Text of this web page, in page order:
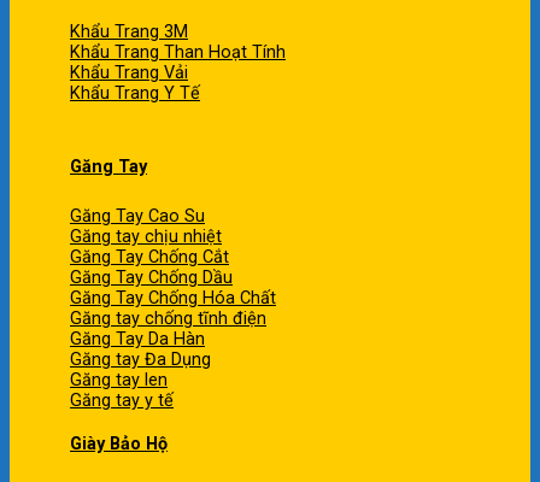
Khẩu Trang 3M
Khẩu Trang Than Hoạt Tính
Khẩu Trang Vải
Khẩu Trang Y Tế
Găng Tay
Găng Tay Cao Su
Găng tay chịu nhiệt
Găng Tay Chống Cắt
Găng Tay Chống Dầu
Găng Tay Chống Hóa Chất
Găng tay chống tĩnh điện
Găng Tay Da Hàn
Găng tay Đa Dụng
Găng tay len
Găng tay y tế
Giày Bảo Hộ